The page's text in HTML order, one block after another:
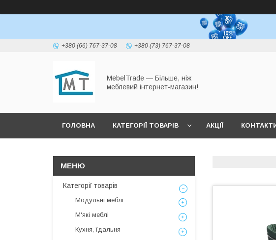
+380 (66) 767-37-08 +380 (73) 767-37-08
MebelTrade — Більше, ніж
меблевий інтернет-магазин!
ГОЛОВНА КАТЕГОРІЇ ТОВАРІВ АКЦІЇ
Категорії товарів
Модульні меблі
М'які меблі
Кухня, їдальня